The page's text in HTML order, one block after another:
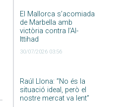
El Mallorca s’acomiada
de Marbella amb
victòria contra l’Al-
Ittihad
30/07/2026 03:56
Raúl Llona: ”No és la
situació ideal, però el
nostre mercat va lent”